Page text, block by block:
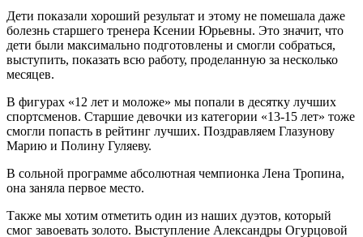
Дети показали хороший результат и этому не помешала даже
болезнь старшего тренера Ксении Юрьевны. Это значит, что
дети были максимально подготовлены и смогли собраться,
выступить, показать всю работу, проделанную за несколько
месяцев.
В фигурах «12 лет и моложе» мы попали в десятку лучших
спортсменов. Старшие девочки из категории «13-15 лет» тоже
смогли попасть в рейтинг лучших. Поздравляем Глазунову
Марию и Полину Гуляеву.
В сольной программе абсолютная чемпионка Лена Тропина,
она заняла первое место.
Также мы хотим отметить один из наших дуэтов, который
смог завоевать золото. Выступление Александры Огурцовой